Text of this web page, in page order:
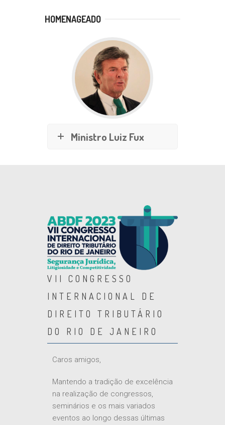
HOMENAGEADO
Ministro Luiz Fux
VII CONGRESSO
INTERNACIONAL DE
DIREITO TRIBUTÁRIO
DO RIO DE JANEIRO
Caros amigos,
Mantendo a tradição de excelência
na realização de congressos,
seminários e os mais variados
eventos ao longo dessas últimas